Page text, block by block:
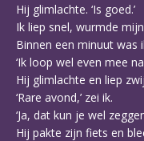
Hij glimlachte. ‘Is goed.’
Ik liep snel, wurmde
Binnen een minuut was
‘Ik loop wel even mee
Hij glimlachte en liep
‘Rare avond,’ zei ik.
‘Ja, dat kun je wel
Hij pakte zijn fiets en